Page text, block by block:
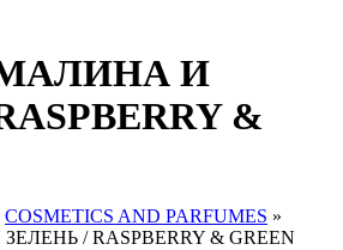
МАЛИНА И
&
COSMETICS AND PARFUMES »
/ RASPBERRY & GREEN